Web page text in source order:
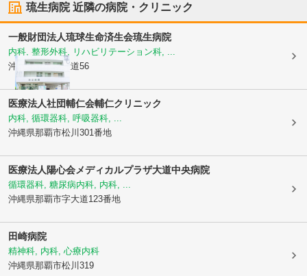
琉生病院近隣の病院・クリニック
一般財団法人琉球生命済生会琉生病院
内科, 整形外科, リハビリテーション科, ...
沖縄県那覇市大道56
医療法人社団輔仁会輔仁クリニック
内科, 循環器科, 呼吸器科, ...
沖縄県那覇市松川301番地
医療法人陽心会メディカルプラザ大道中央病院
循環器科, 糖尿病内科, 内科, ...
沖縄県那覇市字大道123番地
田崎病院
精神科, 内科, 心療内科
沖縄県那覇市松川319